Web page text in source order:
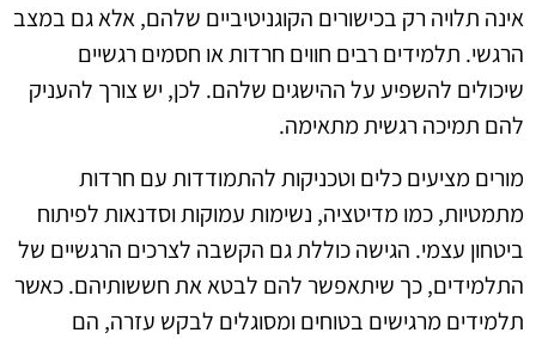
אינה תלויה רק בכישורים הקוגניטיביים שלהם, אלא גם במצב
הרגשי. תלמידים רבים חווים חרדות או חסמים רגשיים
שיכולים להשפיע על ההישגים שלהם. לכן, יש צורך להעניק
להם תמיכה רגשית מתאימה.
מורים מציעים כלים וטכניקות להתמודדות עם חרדות
מתמטיות, כמו מדיטציה, נשימות עמוקות וסדנאות לפיתוח
ביטחון עצמי. הגישה כוללת גם הקשבה לצרכים הרגשיים של
התלמידים, כך שיתאפשר להם לבטא את חששותיהם. כאשר
תלמידים מרגישים בטוחים ומסוגלים לבקש עזרה, הם